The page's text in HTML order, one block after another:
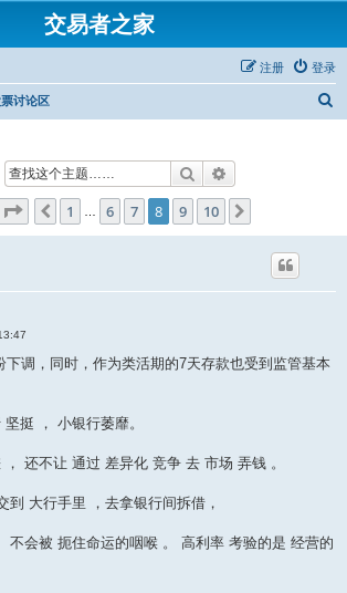
交易者之家
登录
注册
票讨论区
搜索
分页：8 /10
上一页
1 6 7 8 9 10
下调，同时，作为类活期的7天存款也受到监管基本
挺 ， 小银行萎靡。
还不让 通过 差异化 竞争 去 市场 弄钱 。
到 大行手里 ，去拿银行间拆借，
不会被 扼住命运的咽喉 。 高利率 考验的是 经营的